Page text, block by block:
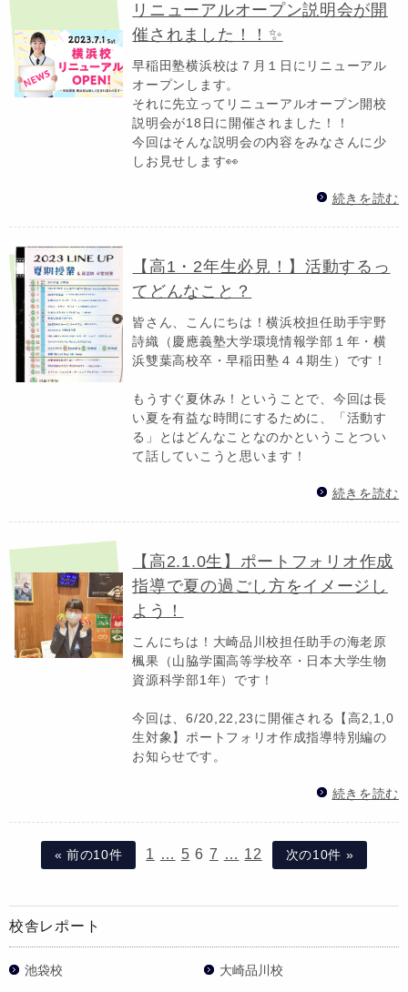
リニューアルオープン説明会が開
催されました！！✨
早稲田塾横浜校は７月１日にリニューアル
オープンします。
それに先立ってリニューアルオープン開校
説明会が18日に開催されました！！
今回はそんな説明会の内容をみなさんに少
しお見せします👀
続きを読む
【高1・2年生必見！】活動するっ
てどんなこと？
皆さん、こんにちは！横浜校担任助手宇野
詩織（慶應義塾大学環境情報学部１年・横
浜雙葉高校卒・早稲田塾４４期生）です！
もうすぐ夏休み！ということで、今回は長
い夏を有益な時間にするために、「活動す
る」とはどんなことなのかということつい
て話していこうと思います！
続きを読む
【高2.1.0生】ポートフォリオ作成
指導で夏の過ごし方をイメージし
よう！
こんにちは！大崎品川校担任助手の海老原
楓果（山脇学園高等学校卒・日本大学生物
資源科学部1年）です！
今回は、6/20,22,23に開催される【高2,1,0
生対象】ポートフォリオ作成指導特別編の
お知らせです。
続きを読む
« 前の10件 1 … 5 6 7 … 12 次の10件 »
校舎レポート
池袋校 大崎品川校